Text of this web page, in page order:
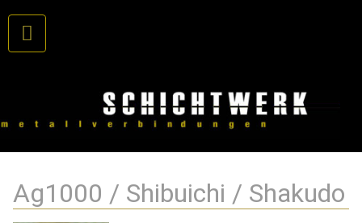
Ag1000 / Shibuichi / Shakudo